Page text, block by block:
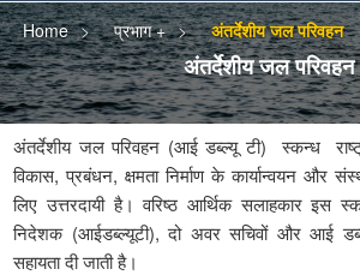
Home प्रभाग + अंतर्देशीय जल परिवहन
अंतर्देशीय जल परिवहन
अंतर्देशीय जल परिवहन (आई डब्ल्यू टी) स्कन्ध
विकास, प्रबंधन, क्षमता निर्माण के कार्यान्वयन और
लिए उत्तरदायी है। वरिष्ठ आर्थिक सलाहकार
निदेशक (आईडब्ल्यूटी), दो अवर सचिवों और आई
सहायता दी जाती है।